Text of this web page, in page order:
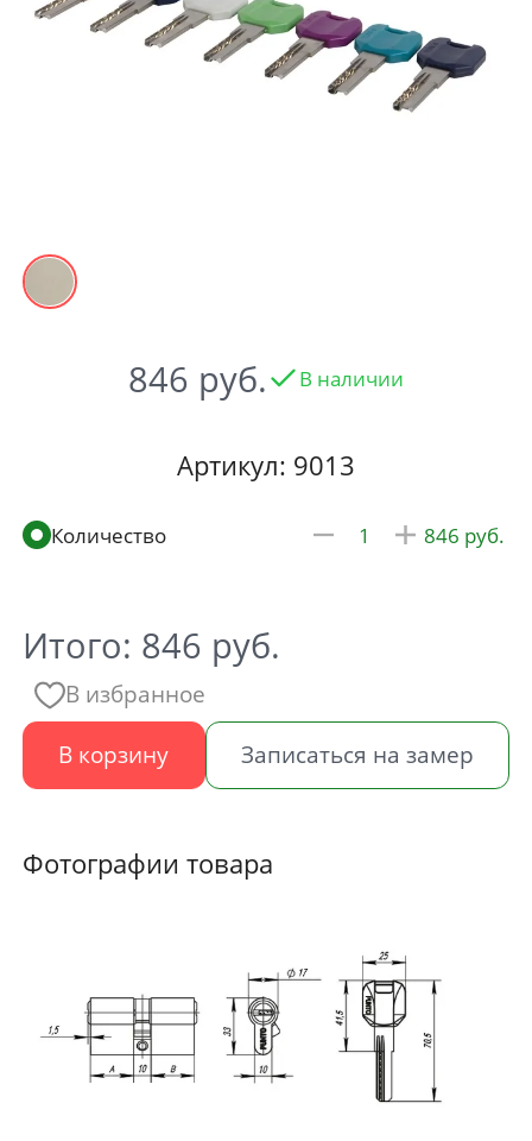
846 В наличии
Артикул: 9013
846
Итого: 846 руб.
В избранное
В корзину
Записаться на замер
Фотографии товара